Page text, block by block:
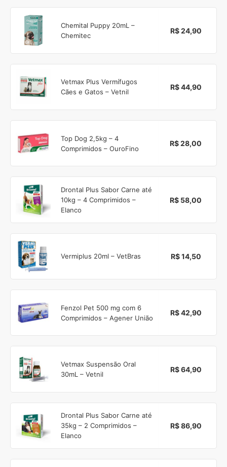
Chemital Puppy 20mL –
Chemitec
R$ 24,90
Vetmax Plus Vermífugos
Cães e Gatos – Vetnil
R$ 44,90
Top Dog 2,5kg – 4
Comprimidos – OuroFino
R$ 28,00
Drontal Plus Sabor Carne até
10kg – 4 Comprimidos –
Elanco
R$ 58,00
Vermiplus 20ml – VetBras R$ 14,50
Fenzol Pet 500 mg com 6
Comprimidos – Agener União
R$ 42,90
Vetmax Suspensão Oral
30mL – Vetnil
R$ 64,90
Drontal Plus Sabor Carne até
35kg – 2 Comprimidos –
Elanco
R$ 86,90